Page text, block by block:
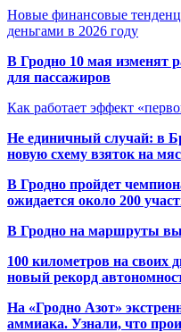
Новые финансовые
деньгами в 2026 году
В Гродно 10 мая изменят
для пассажиров
Как работает эффект
Не единичный случай: в
новую схему взяток на
В Гродно пройдет
ожидается около 200
В Гродно на маршруты
100 километров на своих
новый рекорд
На «Гродно Азот»
аммиака. Узнали, что